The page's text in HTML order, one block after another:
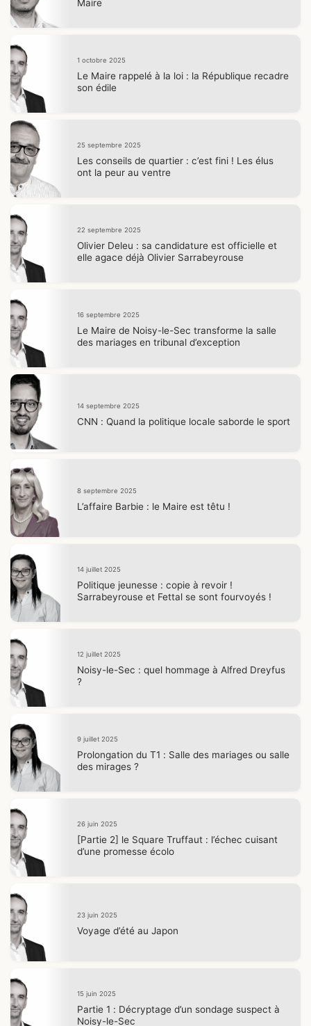
Maire
1 octobre 2025
Le Maire rappelé à la loi : la République recadre
son édile
25 septembre 2025
Les conseils de quartier : c’est fini ! Les élus
ont la peur au ventre
22 septembre 2025
Olivier Deleu : sa candidature est officielle et
elle agace déjà Olivier Sarrabeyrouse
16 septembre 2025
Le Maire de Noisy-le-Sec transforme la salle
des mariages en tribunal d’exception
14 septembre 2025
CNN : Quand la politique locale saborde le sport
8 septembre 2025
L’affaire Barbie : le Maire est têtu !
14 juillet 2025
Politique jeunesse : copie à revoir !
Sarrabeyrouse et Fettal se sont fourvoyés !
12 juillet 2025
Noisy-le-Sec : quel hommage à Alfred Dreyfus
?
9 juillet 2025
Prolongation du T1 : Salle des mariages ou salle
des mirages ?
26 juin 2025
[Partie 2] le Square Truffaut : l’échec cuisant
d’une promesse écolo
23 juin 2025
Voyage d’été au Japon
15 juin 2025
Partie 1 : Décryptage d’un sondage suspect à
Noisy-le-Sec